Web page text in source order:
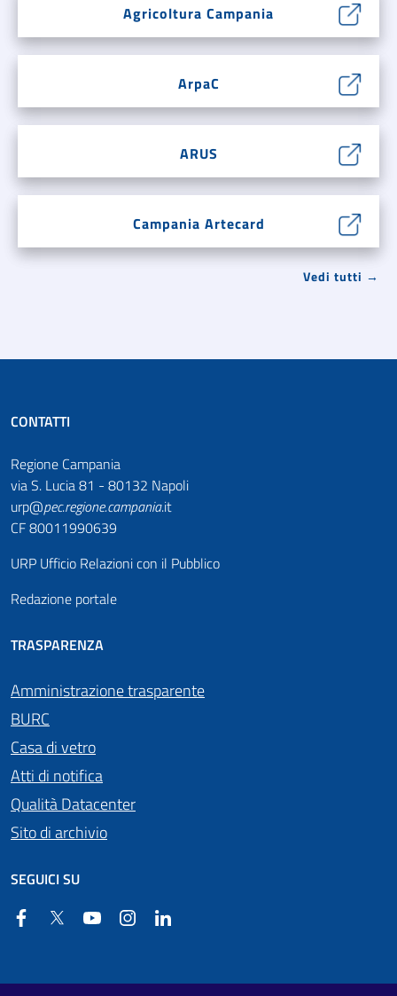
Agricoltura Campania
ArpaC
ARUS
Campania Artecard
Vedi tutti →
CONTATTI
Regione Campania
via S. Lucia 81 - 80132 Napoli
urp@pec.regione.campania.it
CF 80011990639
URP Ufficio Relazioni con il Pubblico
Redazione portale
TRASPARENZA
Amministrazione trasparente
BURC
Casa di vetro
Atti di notifica
Qualità Datacenter
Sito di archivio
SEGUICI SU
FacebookTwitter YouTube Instagram